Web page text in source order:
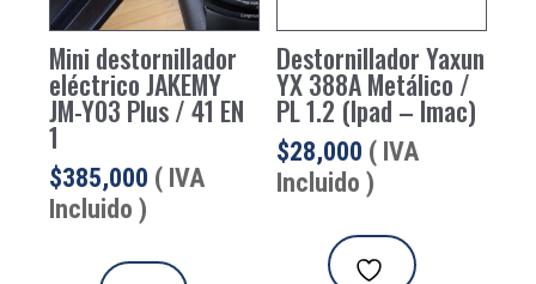
Mini destornillador
eléctrico JAKEMY
JM-Y03 Plus / 41 EN
1
$385,000 ( IVA
Incluido )
Destornillador Yaxun
YX 388A Metálico /
PL 1.2 (Ipad – Imac)
$28,000 ( IVA
Incluido )